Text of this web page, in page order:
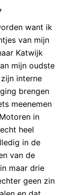
want ik
van mijn
Katwijk
mijn oudste
interne
brengen
meenemen
in
heel
in de
van de
maar drie
geen zin